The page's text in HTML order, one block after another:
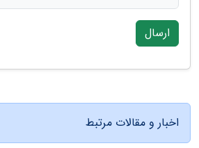
ارسال
اخبار و مقالات مرتبط